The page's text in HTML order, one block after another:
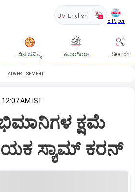
UV English
E-Paper
ದಿನ ಭವಿಷ್ಯ ಹೊಂಗಿರಣ Search
ADVERTISEMENT
12:07 AM IST
ಕ್ಷಮೆ
ಸ್ಯಾಮ್‌ ಕರನ್‌